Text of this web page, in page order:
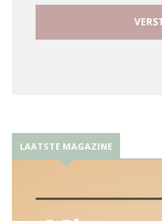
LAATSTE MAGAZINE